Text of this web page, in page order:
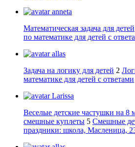
anneta
Математическая задача для детей
по математике для детей с
allas
Задача на логику для детей 2
математике для детей с ответами
Larissa
Веселые детские частушки на 8
смешные куплеты 5 Смешные
праздники: школа, Масленица,